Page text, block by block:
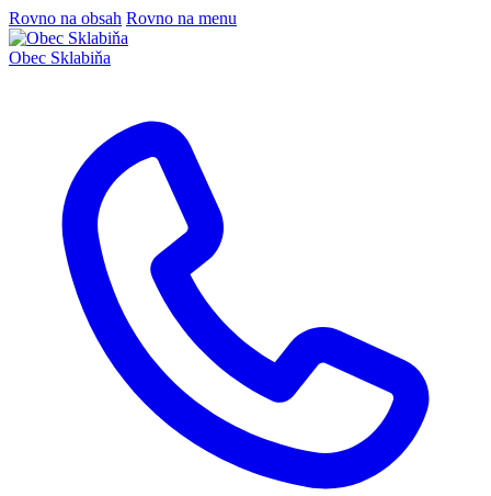
Rovno na obsah Rovno na menu
Obec Sklabiňa